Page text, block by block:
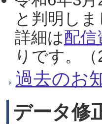
と判明し
詳細は配信
りです。（
過去のお
データ修